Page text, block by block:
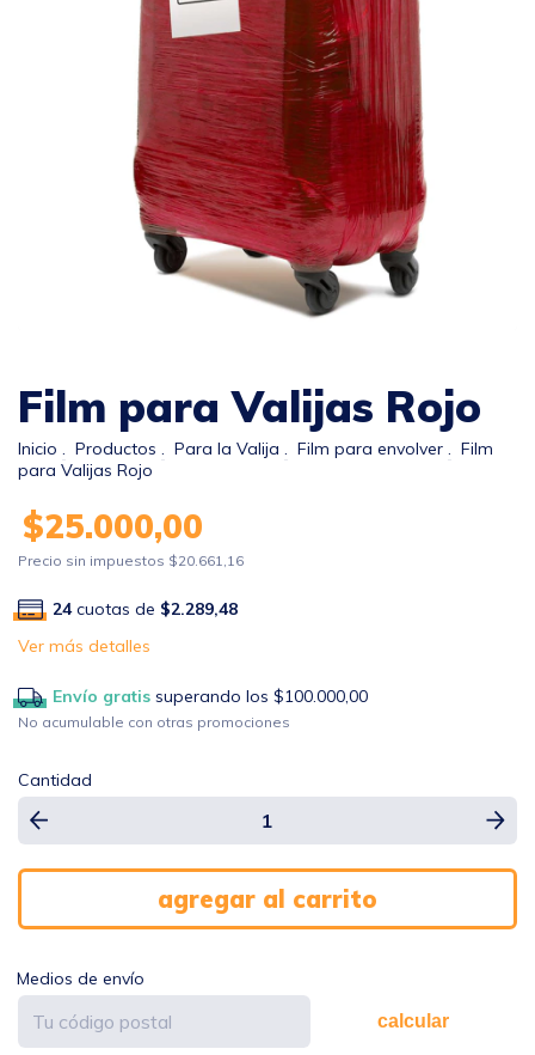
Film para Valijas Rojo
Inicio . Productos . Para la Valija . Film para envolver . Film
para Valijas Rojo
$25.000,00
Precio sin impuestos $20.661,16
24cuotas de $2.289,48
Ver más detalles
Envío gratis superando los $100.000,00
No acumulable con otras promociones
Cantidad
Medios de envío
calcular